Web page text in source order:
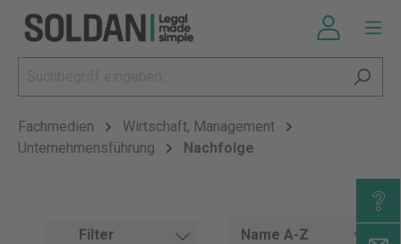
Fachmedien
Wirtschaft, Management
Unternehmensführung
Nachfolge
Filter